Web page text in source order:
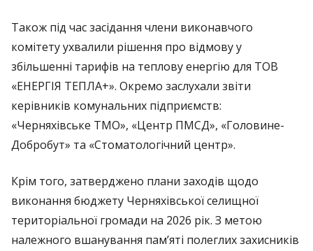
Також під час засідання члени виконавчого
комітету ухвалили рішення про відмову у
збільшенні тарифів на теплову енергію для ТОВ
«ЕНЕРГІЯ ТЕПЛА+». Окремо заслухали звіти
керівників комунальних підприємств:
«Черняхівське ТМО», «Центр ПМСД», «Головине-
Добробут» та «Стоматологічний центр».
Крім того, затверджено плани заходів щодо
виконання бюджету Черняхівської селищної
територіальної громади на 2026 рік. З метою
належного вшанування пам’яті полеглих захисників